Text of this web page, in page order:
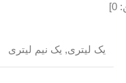
0
]
یک لیتری, یک نیم لیتری